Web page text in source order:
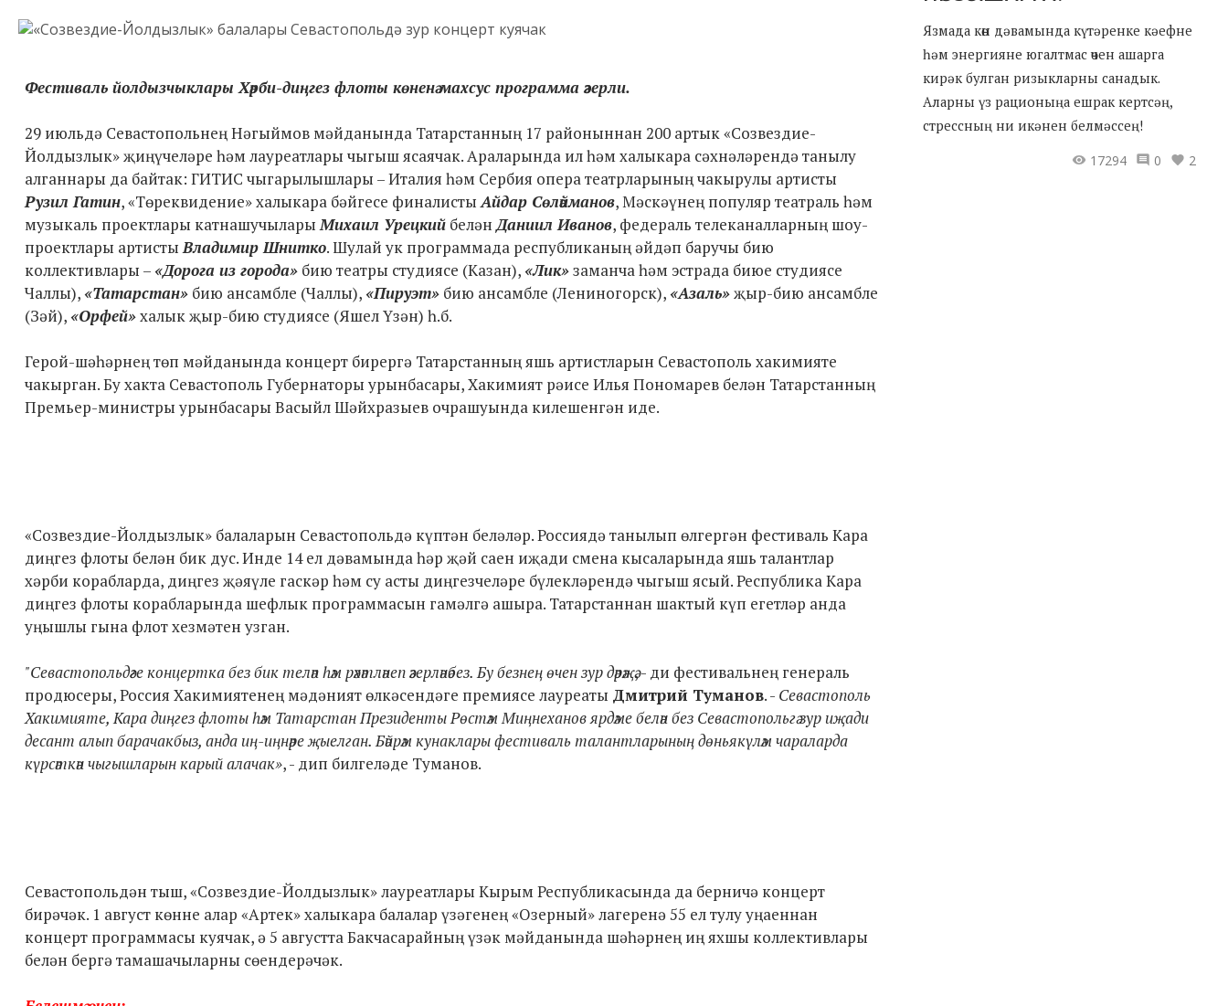
Фестиваль йолдызчыклары Хәрби-диңгез флоты көненә махсус программа әзерли.
29 июльдә Севастопольнең Нәгыймов мәйданында Татарстанның 17 районыннан 200 артык «Созвездие-
Йолдызлык» җиңүчеләре һәм лауреатлары чыгыш ясаячак. Араларында ил һәм халыкара сәхнәләрендә танылу
алганнары да байтак: ГИТИС чыгарылышлары – Италия һәм Сербия опера театрларының чакырулы артисты
Рузил Гатин, «Төреквидение» халыкара бәйгесе финалистыАйдар Сөләйманов, Мәскәүнең популяр театраль һәм
музыкаль проектлары катнашучыларыМихаил Урецкий беләнДаниил Иванов, федераль телеканалларның шоу-
проектлары артистыВладимир Шнитко. Шулай ук программада республиканың әйдәп баручы бию
коллективлары –«Дорога из города» бию театры студиясе (Казан),«Лик»заманча һәм эстрада биюе студиясе
Чаллы),«Татарстан» бию ансамбле (Чаллы),«Пируэт» бию ансамбле (Лениногорск),«Азаль»җыр-бию ансамбле
(Зәй),«Орфей»халык җыр-бию студиясе (Яшел Үзән) һ.б.
Герой-шәһәрнең төп мәйданында концерт бирергә Татарстанның яшь артистларын Севастополь хакимияте
чакырган. Бу хакта Севастополь Губернаторы урынбасары, Хакимият рәисе Илья Пономарев белән Татарстанның
Премьер-министры урынбасары Васыйл Шәйхразыев очрашуында килешенгән иде.
«Созвездие-Йолдызлык» балаларын Севастопольдә күптән беләләр. Россиядә танылып өлгергән фестиваль Кара
диңгез флоты белән бик дус. Инде 14 ел дәвамында һәр җәй саен иҗади смена кысаларында яшь талантлар
хәрби корабларда, диңгез җәяүле гаскәр һәм су асты диңгезчеләре бүлекләрендә чыгыш ясый. Республика Кара
диңгез флоты корабларында шефлык программасын гамәлгә ашыра. Татарстаннан шактый күп егетләр анда
уңышлы гына флот хезмәтен узган.
"Севастопольдәге концертка без бик теләп һәм рәхәтләнеп әзерләнәбез. Бу безнең өчен зур дәрәҗә, - ди фестивальнең генераль
продюсеры, Россия Хакимиятенең мәдәният өлкәсендәге премиясе лауреаты Дмитрий Туманов. - Севастополь
Хакимияте, Кара диңгез флоты һәм Татарстан Президенты Рөстәм Миңнеханов ярдәме белән без Севастопольгә зур иҗади
десант алып барачакбыз, анда иң-иңнәре җыелган. Бәйрәм кунаклары фестиваль талантларының дөньякүләм чараларда
күрсәткән чыгышларын карый алачак», - дип билгеләде Туманов.
Севастопольдән тыш, «Созвездие-Йолдызлык» лауреатлары Кырым Республикасында да берничә концерт
бирәчәк. 1 август көнне алар «Артек» халыкара балалар үзәгенең «Озерный» лагеренә 55 ел тулу уңаеннан
концерт программасы куячак, ә 5 августта Бакчасарайның үзәк мәйданында шәһәрнең иң яхшы коллективлары
белән бергә тамашачыларны сөендерәчәк.
Язмада көн дәвамында күтәренке кәефне
һәм энергияне югалтмас өчен ашарга
кирәк булган ризыкларны санадык.
Аларны үз рационыңа ешрак кертсәң,
стрессның ни икәнен белмәссең!
17294
0 2